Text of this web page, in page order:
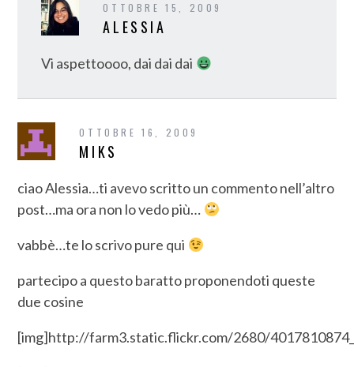
OTTOBRE 15, 2009
ALESSIA
Vi aspettoooo, dai dai dai
OTTOBRE 16, 2009
MIKS
ciao Alessia…ti avevo scritto un commento nell’altro
post…ma ora non lo vedo più…
vabbè…te lo scrivo pure qui
partecipo a questo baratto proponendoti queste
due cosine
[img]http://farm3.static.flickr.com/2680/